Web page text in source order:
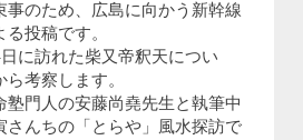
事のため、広島に向かう新幹線
投稿です。
に訪れた柴又帝釈天につい
考察します。
塾門人の安藤尚堯先生と執筆中
さんちの「とらや」風水探訪で